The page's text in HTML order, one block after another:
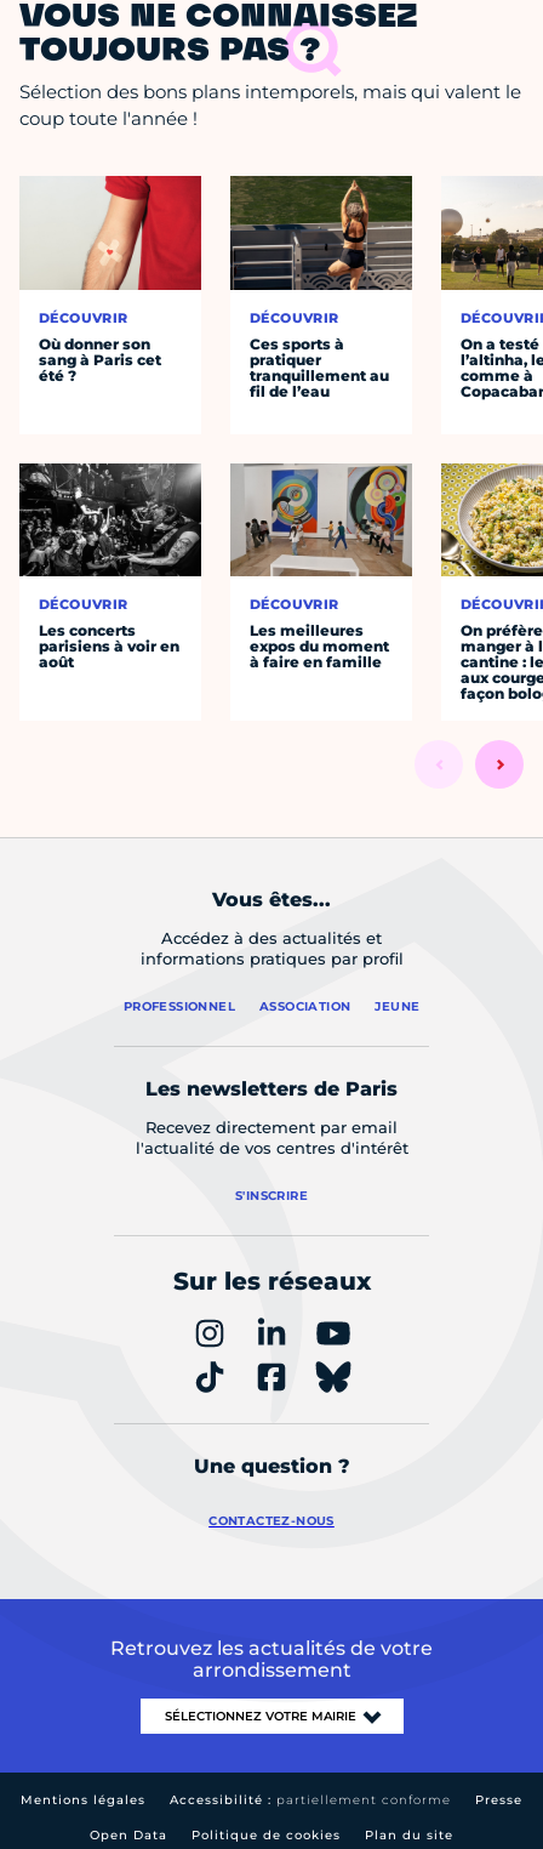
VOUS NE CONNAISSEZ
TOUJOURS PAS ?
Sélection des bons plans intemporels, mais qui valent le
coup toute l'année !
DÉCOUVRIR
Où donner son
sang à Paris cet
été ?
DÉCOUVRIR
Les concerts
parisiens à voir en
août
DÉCOUVRIR
Ces sports à
pratiquer
tranquillement au
fil de l’eau
DÉCOUVRIR
Les meilleures
expos du moment
à faire en famille
On a testé
l’altinha,
comme à
On préfère
manger à
cantine :
aux
façon
Vous êtes...
Accédez à des actualités et
informations pratiques par profil
PROFESSIONNEL ASSOCIATION JEUNE
Les newsletters de Paris
Recevez directement par email
l'actualité de vos centres d'intérêt
S'INSCRIRE
Sur les réseaux
Une question ?
CONTACTEZ-NOUS
Retrouvez les actualités de votre
arrondissement
Mentions légales Accessibilité : partiellement conforme Presse
Open Data Politique de cookies Plan du site